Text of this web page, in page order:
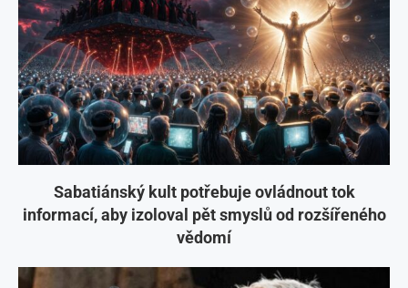
Sabatiánský kult potřebuje ovládnout tok
informací, aby izoloval pět smyslů od rozšířeného
vědomí